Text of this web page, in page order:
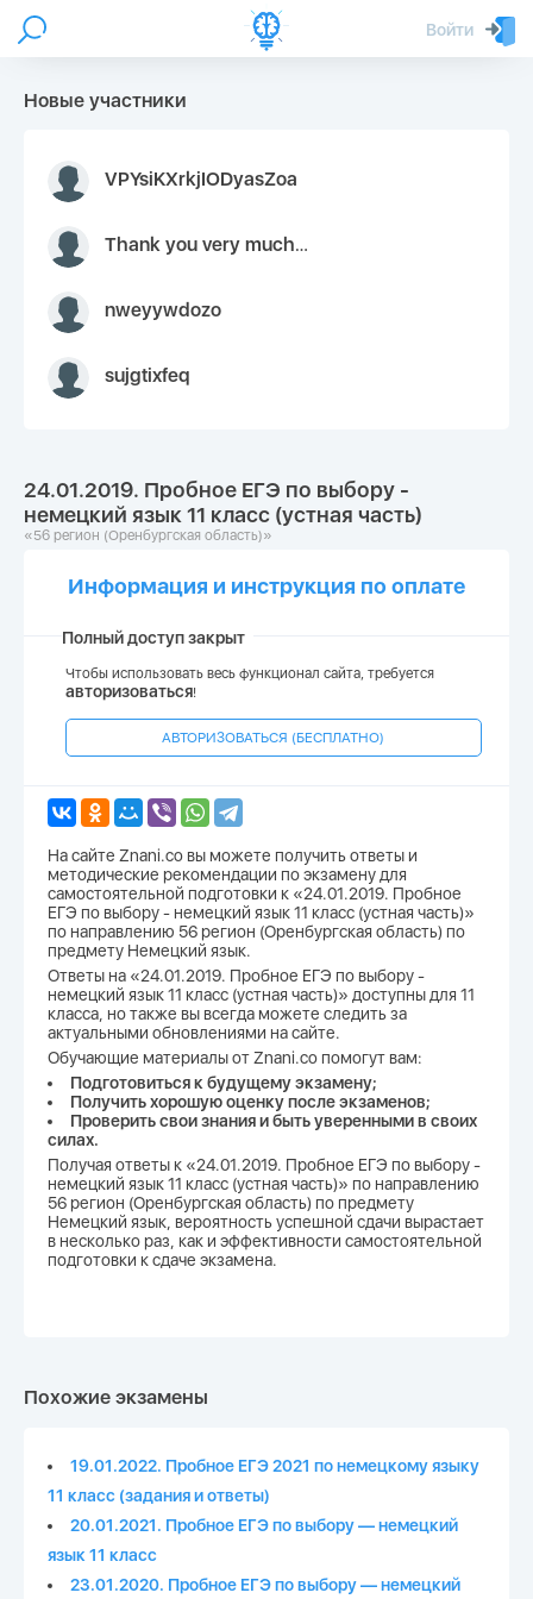
Войти
Новые участники
VPYsiKXrkjIODyasZoa
Thank you very much for your inquiry We appreciate you 9126052 https://youtube.com faceapple !
nweyywdozo
sujgtixfeq
24.01.2019. Пробное ЕГЭ по выбору -
немецкий язык 11 класс (устная часть)
«56 регион (Оренбургская область)»
Информация и инструкция по оплате
Полный доступ закрыт
Чтобы использовать весь функционал сайта, требуется
авторизоваться!
АВТОРИЗОВАТЬСЯ (БЕСПЛАТНО)
На сайте Znani.co вы можете получить ответы и
методические рекомендации по экзамену для
самостоятельной подготовки к «24.01.2019. Пробное
ЕГЭ по выбору - немецкий язык 11 класс (устная часть)»
по направлению 56 регион (Оренбургская область) по
предмету Немецкий язык.
Ответы на «24.01.2019. Пробное ЕГЭ по выбору -
немецкий язык 11 класс (устная часть)» доступны для 11
класса, но также вы всегда можете следить за
актуальными обновлениями на сайте.
Обучающие материалы от Znani.co помогут вам:
Подготовиться к будущему экзамену;
Получить хорошую оценку после экзаменов;
Проверить свои знания и быть уверенными в своих
силах.
Получая ответы к «24.01.2019. Пробное ЕГЭ по выбору -
немецкий язык 11 класс (устная часть)» по направлению
56 регион (Оренбургская область) по предмету
Немецкий язык, вероятность успешной сдачи вырастает
в несколько раз, как и эффективности самостоятельной
подготовки к сдаче экзамена.
Похожие экзамены
19.01.2022. Пробное ЕГЭ 2021 по немецкому языку
11 класс (задания и ответы)
20.01.2021. Пробное ЕГЭ по выбору — немецкий
язык 11 класс
23.01.2020. Пробное ЕГЭ по выбору — немецкий